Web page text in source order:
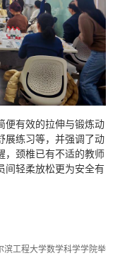
便有效的拉伸与锻炼动
展练习等，并强调了动
，颈椎已有不适的教师
间轻柔放松更为安全有
滨工程大学数学科学学院举